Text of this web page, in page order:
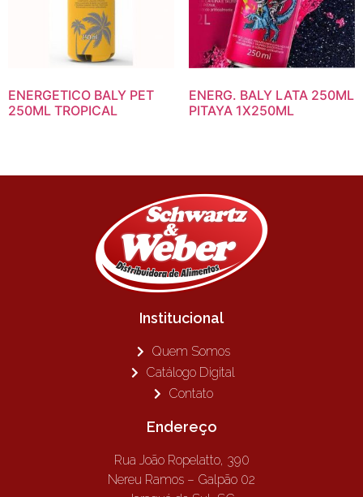
ENERGETICO BALY PET
250ML TROPICAL
ENERG. BALY LATA 250ML
PITAYA 1X250ML
Institucional
Quem Somos
Catálogo Digital
Contato
Endereço
Rua João Ropelatto, 390
Nereu Ramos – Galpão 02